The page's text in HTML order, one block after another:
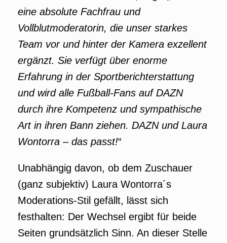
eine absolute Fachfrau und
Vollblutmoderatorin, die unser starkes
Team vor und hinter der Kamera exzellent
ergänzt. Sie verfügt über enorme
Erfahrung in der Sportberichterstattung
und wird alle Fußball-Fans auf DAZN
durch ihre Kompetenz und sympathische
Art in ihren Bann ziehen. DAZN und Laura
Wontorra – das passt!“
Unabhängig davon, ob dem Zuschauer
(ganz subjektiv) Laura Wontorra´s
Moderations-Stil gefällt, lässt sich
festhalten: Der Wechsel ergibt für beide
Seiten grundsätzlich Sinn. An dieser Stelle